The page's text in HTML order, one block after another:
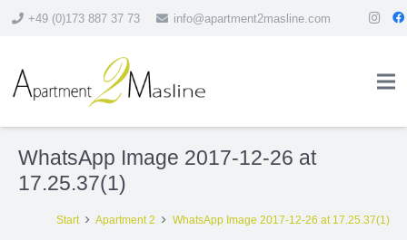
+49 (0)173 887 37 73 info@apartment2masline.com
WhatsApp Image 2017-12-26 at
17.25.37(1)
Start Apartment 2 WhatsApp Image 2017-12-26 at 17.25.37(1)